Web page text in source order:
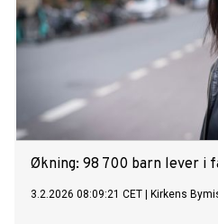
Økning: 98 700 barn lever i
3.2.2026 08:09:21 CET Kirkens